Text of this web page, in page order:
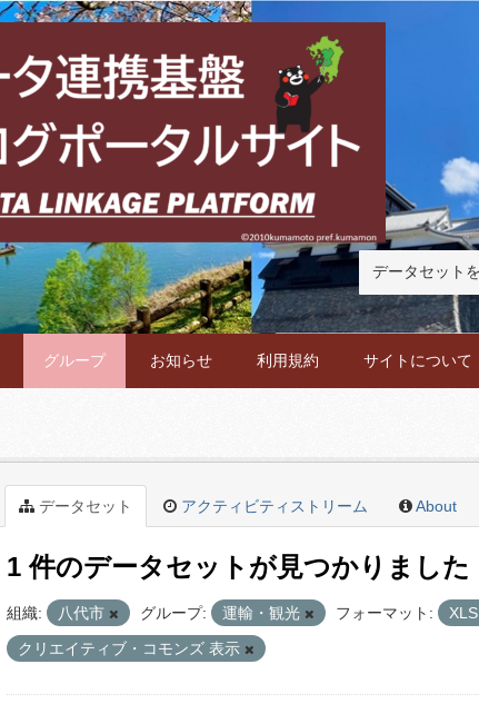
グループ お知らせ 利用規約 サイトについて
データセット アクティビティストリーム About
1 件のデータセットが見つかりました
組織: 八代市 グループ: 運輸・観光 フォーマット: XLS
クリエイティブ・コモンズ 表示